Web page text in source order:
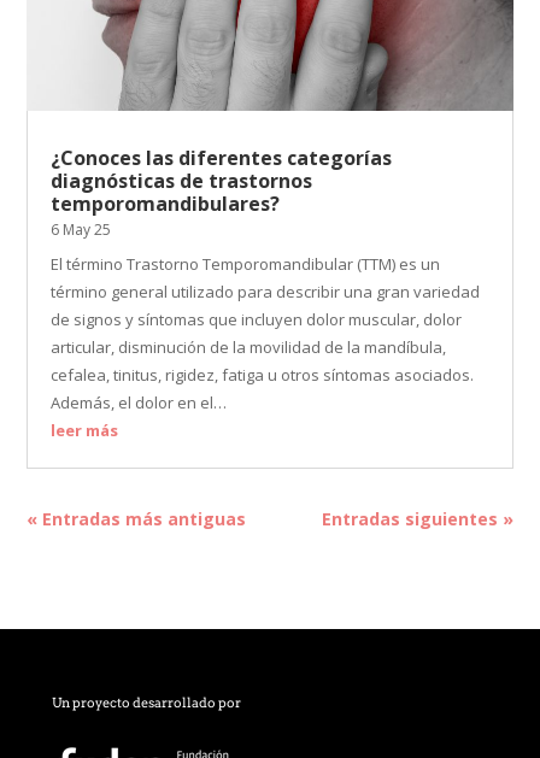
¿Conoces las diferentes categorías
diagnósticas de trastornos
temporomandibulares?
6 May 25
El término Trastorno Temporomandibular (TTM) es un
término general utilizado para describir una gran variedad
de signos y síntomas que incluyen dolor muscular, dolor
articular, disminución de la movilidad de la mandíbula,
cefalea, tinitus, rigidez, fatiga u otros síntomas asociados.
Además, el dolor en el…
leer más
« Entradas más antiguas Entradas siguientes »
Un proyecto desarrollado por